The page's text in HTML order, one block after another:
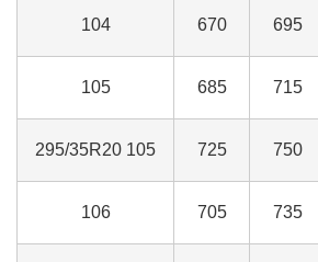
104 670 695
105 685 715
295/35R20 105 725 750
106 705 735